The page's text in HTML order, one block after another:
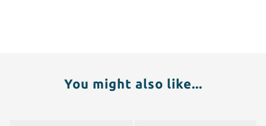
You might also like...